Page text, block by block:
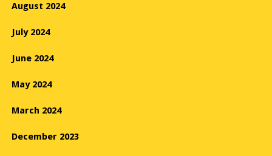
August 2024
July 2024
June 2024
May 2024
March 2024
December 2023